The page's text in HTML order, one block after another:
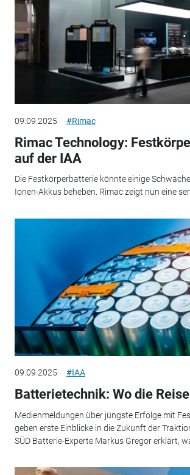
09.09.2025 #Rimac
Rimac Technology:
auf der IAA
Die Festkörperbatterie könnte einige
Ionen-Akkus beheben. Rimac zeigt nun eine
09.09.2025 #IAA
Batterietechnik: Wo die
Medienmeldungen über jüngste Erfolge mit
geben erste Einblicke in die Zukunft der
SÜD Batterie-Experte Markus Gregor erklärt,